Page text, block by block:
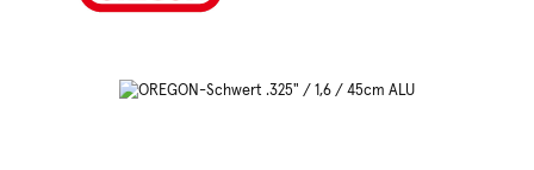
Bildergalerie überspringen